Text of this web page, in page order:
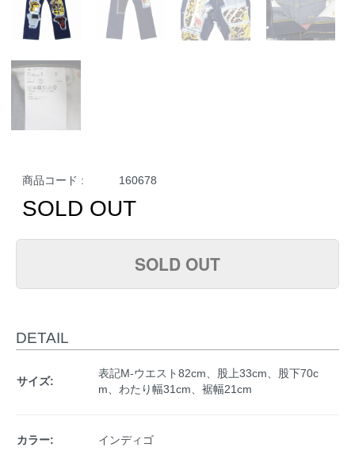
商品コード : 160678
SOLD OUT
SOLD OUT
DETAIL
サイズ:
表記M-ウエスト82cm、股上33cm、股下70c
m、わたり幅31cm、裾幅21cm
カラー: インディゴ